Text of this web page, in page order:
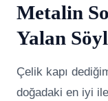
Metalin
Yalan
Çelik kapı
doğadaki en iyi